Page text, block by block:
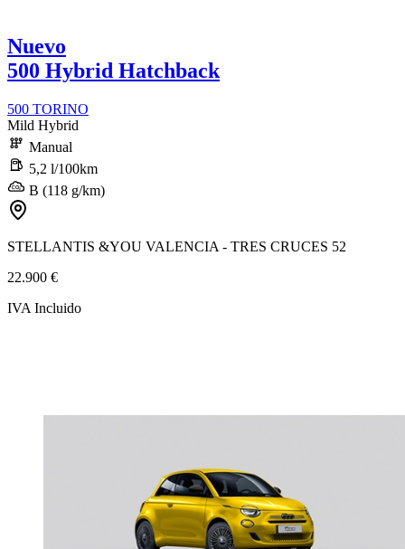
Nuevo
500 Hybrid Hatchback
500 TORINO
Mild Hybrid
Manual
5,2 l/100km
B (118 g/km)
STELLANTIS &YOU VALENCIA - TRES CRUCES 52
22.900 €
IVA Incluido